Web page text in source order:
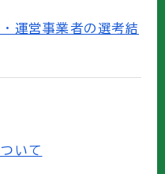
運営事業者の選考結
いて